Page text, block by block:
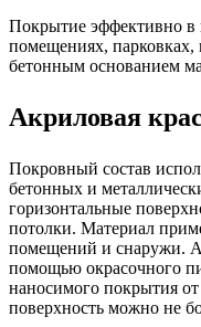
Покрытие эффективно в
помещениях, парковках,
бетонным основанием
Акриловая
Покровный состав
бетонных и
горизонтальные
потолки. Материал
помещений и снаружи.
помощью окрасочного
наносимого покрытия
поверхность можно не